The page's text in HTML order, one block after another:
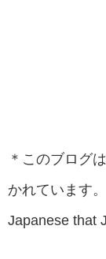
＊このブログは
かれています
Japanese that